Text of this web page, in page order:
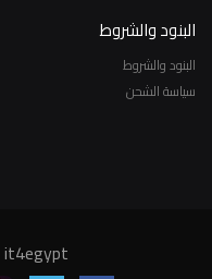
البنود والشروط
البنود والشروط
سياسة الشحن
it4egypt